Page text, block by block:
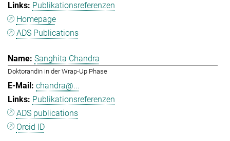
Publikationsreferenzen
Homepage
ADS Publications
Sanghita Chandra
Doktorandin in der Wrap-Up Phase
chandra@...
Publikationsreferenzen
ADS publications
Orcid ID